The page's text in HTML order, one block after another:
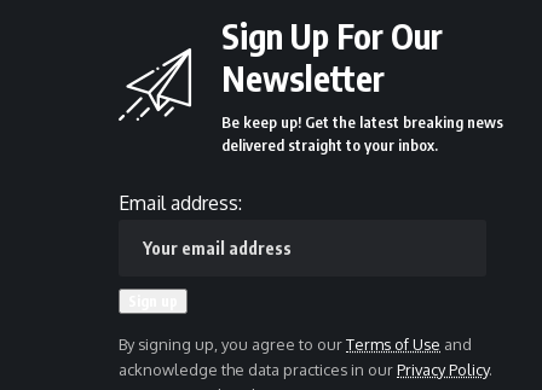
Sign Up For Our
Newsletter
Be keep up! Get the latest breaking news
delivered straight to your inbox.
Email address:
By signing up, you agree to ourTerms of Use and
acknowledge the data practices in ourPrivacy Policy.